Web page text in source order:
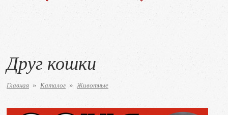
Друг кошки
Главная » Каталог » Животные